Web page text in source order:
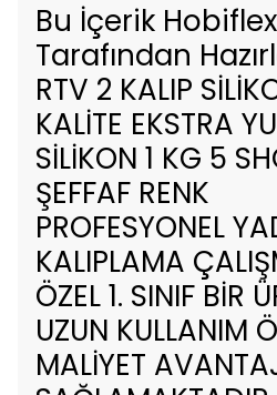
Bu İçerik
Tarafından
RTV 2 KALIP
KALİTE EKSTRA
SİLİKON 1 KG 5
ŞEFFAF RENK
PROFESYONEL
KALIPLAMA
ÖZEL 1. SINIF BİR
UZUN KULLANIM
MALİYET